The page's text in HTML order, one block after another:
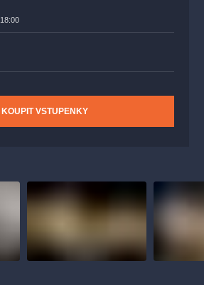
18:00
KOUPIT VSTUPENKY